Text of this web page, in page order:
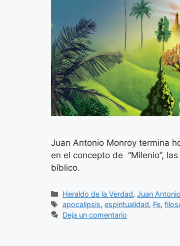
Juan Antonio Monroy termina
en el concepto de “Milenio”,
bíblico.
Categorías
Heraldo de la Verdad,Juan
Etiquetas
apocalipsis,espiritualidad, Fe,
Deja un comentario